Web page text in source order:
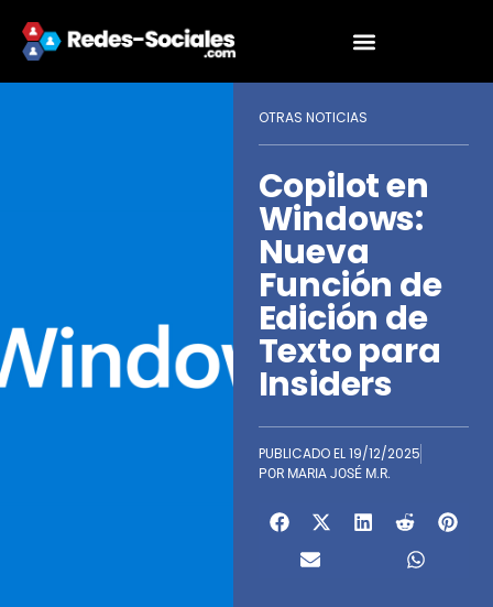
OTRAS NOTICIAS
Copilot en
Windows:
Nueva
Función de
Edición de
Texto para
Insiders
PUBLICADO EL19/12/2025
POR MARIA JOSÉ M.R.